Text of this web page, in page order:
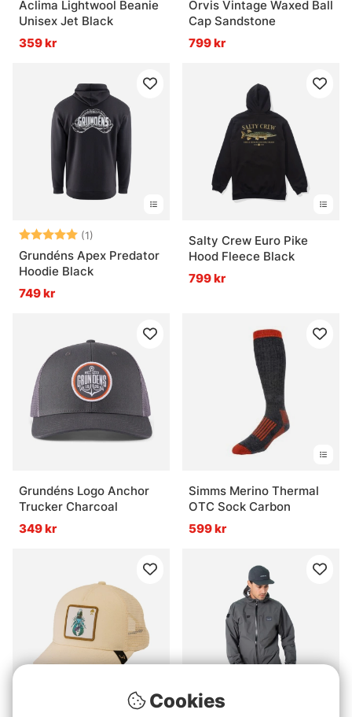
Aclima Lightwool Beanie
Unisex Jet Black
359 kr
Orvis Vintage Waxed Ball
Cap Sandstone
799 kr
Betyg: (1)
5.0 utav 5 stjärnor
Grundéns Apex Predator
Hoodie Black
749 kr
Salty Crew Euro Pike
Hood Fleece Black
799 kr
Grundéns Logo Anchor
Trucker Charcoal
349 kr
Simms Merino Thermal
OTC Sock Carbon
599 kr
Cookies